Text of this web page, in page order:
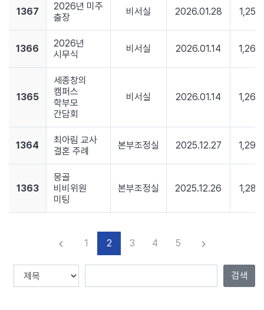
1367
2026년 미주
출장
비서실 2026.01.28 1,253
1366
2026년
시무식
비서실 2026.01.14 1,265
1365
세종창의
캠퍼스
학부모
간담회
비서실 2026.01.14 1,264
1364
최아림 교사
결혼 주례
본부조정실 2025.12.27 1,293
1363
몽골
비비위원
미팅
본부조정실 2025.12.26 1,281
keyboard_arrow_left이전 1 2 3 4 5 keyboard_arrow_right다음
검색